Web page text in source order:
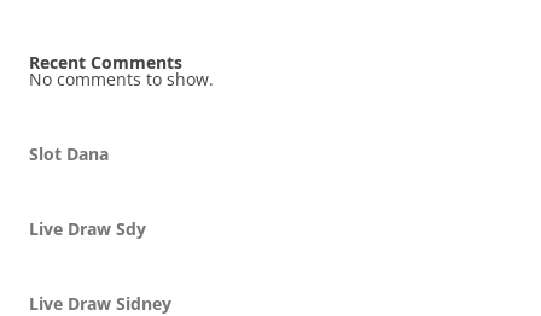
Recent Comments
No comments to show.
Slot Dana
Live Draw Sdy
Live Draw Sidney